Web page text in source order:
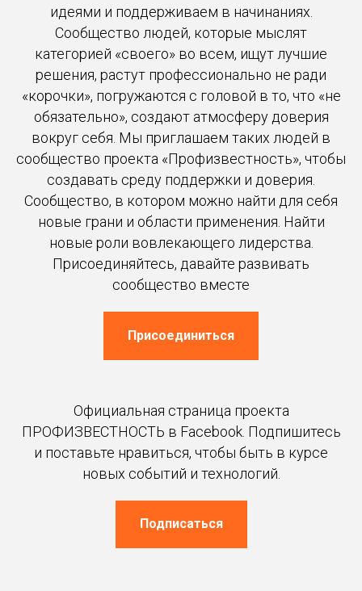
идеями и поддерживаем в начинаниях.
Сообщество людей, которые мыслят
категорией «своего» во всем, ищут лучшие
решения, растут профессионально не ради
«корочки», погружаются с головой в то, что «не
обязательно», создают атмосферу доверия
вокруг себя. Мы приглашаем таких людей в
сообщество проекта «Профизвестность», чтобы
создавать среду поддержки и доверия.
Сообщество, в котором можно найти для себя
новые грани и области применения. Найти
новые роли вовлекающего лидерства.
Присоединяйтесь, давайте развивать
сообщество вместе
Присоединиться
Официальная страница проекта
ПРОФИЗВЕСТНОСТЬ в Facebook. Подпишитесь
и поставьте нравиться, чтобы быть в курсе
новых событий и технологий.
Подписаться